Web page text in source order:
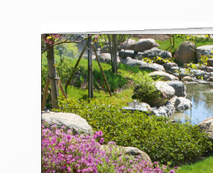
Grußkarten
Sortimente
Themen
Anlässe